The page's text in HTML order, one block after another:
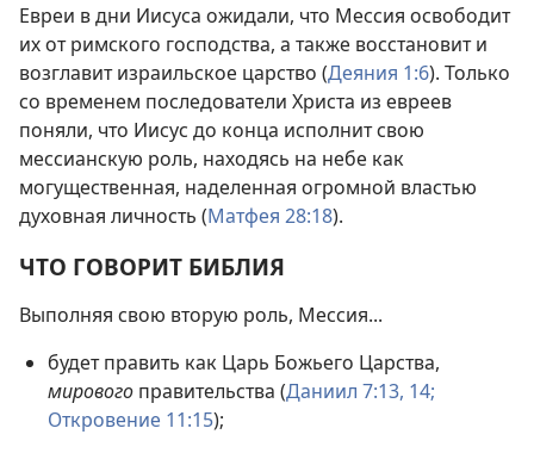
Евреи в дни Иисуса ожидали, что Мессия освободит
их от римского господства, а также восстановит и
возглавит израильское царство (Деяния 1:6). Только
со временем последователи Христа из евреев
поняли, что Иисус до конца исполнит свою
мессианскую роль, находясь на небе как
могущественная, наделенная огромной властью
духовная личность (Матфея 28:18).
ЧТО ГОВОРИТ БИБЛИЯ
Выполняя свою вторую роль, Мессия...
будет править как Царь Божьего Царства,
мирового правительства (Даниил 7:13, 14;
Откровение 11:15);